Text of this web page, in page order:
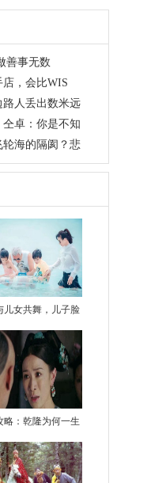
善事无数
，会比WIS
人丢出数米远
卓：你是不知
海的隔阂？悲
儿女共舞，儿子脸
略：乾隆为何一生